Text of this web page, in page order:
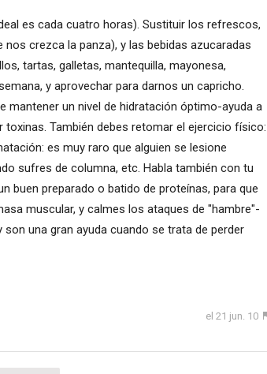
es cada cuatro horas). Sustituir los refrescos,
crezca la panza), y las bebidas azucaradas
tartas, galletas, mantequilla, mayonesa,
y aprovechar para darnos un capricho.
mantener un nivel de hidratación óptimo-ayuda a
También debes retomar el ejercicio físico:
es muy raro que alguien se lesione
sufres de columna, etc. Habla también con tu
buen preparado o batido de proteínas, para que
muscular, y calmes los ataques de "hambre"-
una gran ayuda cuando se trata de perder
el 21 jun. 10